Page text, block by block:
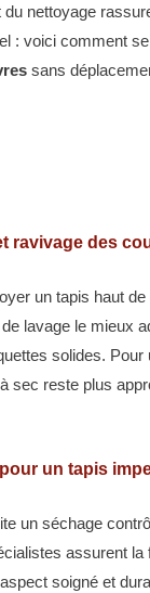
nettoyage
: voici comment
sans
ravivage des
un tapis haut
lavage le mieux
solides. Pour
sec reste plus
un tapis
un séchage
assurent
soigné et